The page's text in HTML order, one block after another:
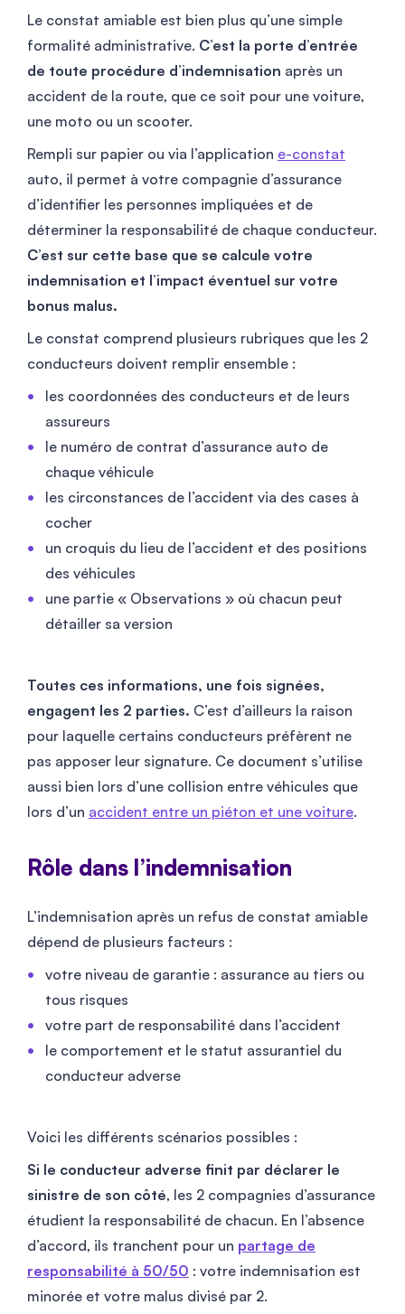
Le constat amiable est bien plus qu’une simple
formalité administrative. C’est la porte d’entrée
de toute procédure d’indemnisation après un
accident de la route, que ce soit pour une voiture,
une moto ou un scooter.
Rempli sur papier ou via l’application e-constat
auto, il permet à votre compagnie d’assurance
d’identifier les personnes impliquées et de
déterminer la responsabilité de chaque conducteur.
C’est sur cette base que se calcule votre
indemnisation et l’impact éventuel sur votre
bonus malus.
Le constat comprend plusieurs rubriques que les 2
conducteurs doivent remplir ensemble :
les coordonnées des conducteurs et de leurs
assureurs
le numéro de contrat d’assurance auto de
chaque véhicule
les circonstances de l’accident via des cases à
cocher
un croquis du lieu de l’accident et des positions
des véhicules
une partie « Observations » où chacun peut
détailler sa version
Toutes ces informations, une fois signées,
engagent les 2 parties. C’est d’ailleurs la raison
pour laquelle certains conducteurs préfèrent ne
pas apposer leur signature. Ce document s’utilise
aussi bien lors d’une collision entre véhicules que
lors d’un accident entre un piéton et une voiture.
Rôle dans l’indemnisation
L’indemnisation après un refus de constat amiable
dépend de plusieurs facteurs :
votre niveau de garantie : assurance au tiers ou
tous risques
votre part de responsabilité dans l’accident
le comportement et le statut assurantiel du
conducteur adverse
Voici les différents scénarios possibles :
Si le conducteur adverse finit par déclarer le
sinistre de son côté, les 2 compagnies d’assurance
étudient la responsabilité de chacun. En l’absence
d’accord, ils tranchent pour un partage de
responsabilité à 50/50 : votre indemnisation est
minorée et votre malus divisé par 2.